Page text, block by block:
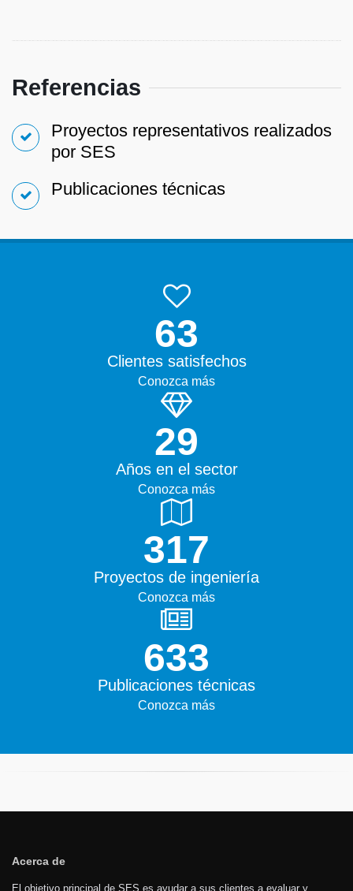
Referencias
Proyectos representativos realizados
por SES
Publicaciones técnicas
99.9%
Clientes satisfechos
Conozca más
45+
Años en el sector
Conozca más
500+
Proyectos de ingeniería
Conozca más
1000+
Publicaciones técnicas
Conozca más
Acerca de
El objetivo principal de SES es ayudar a sus clientes a evaluar y